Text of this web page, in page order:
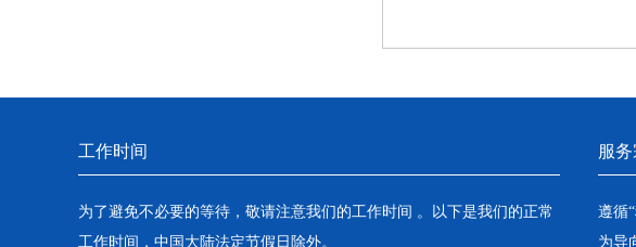
工作时间
为了避免不必要的等待，敬请注意我们的工作时间 。以下是我们的正常
工作时间，中国大陆法定节假日除外。
服
遵循
为导